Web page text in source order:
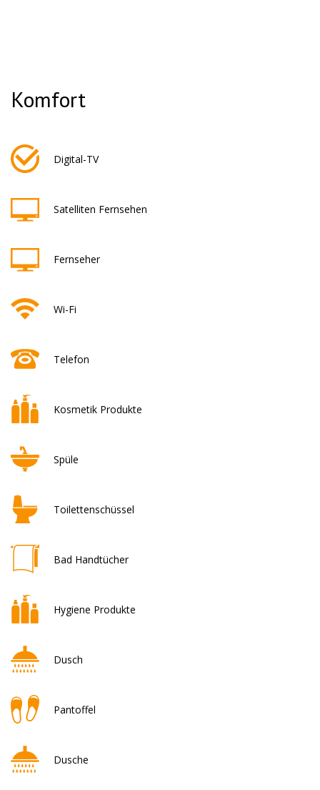
Komfort
Digital-TV
Satelliten Fernsehen
Fernseher
Wi-Fi
Telefon
Kosmetik Produkte
Spüle
Toilettenschüssel
Bad Handtücher
Hygiene Produkte
Dusch
Pantoffel
Dusche